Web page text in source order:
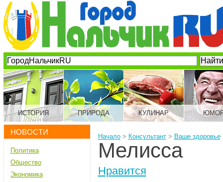
ИСТОРИЯ ПРИРОДА КУЛИНАР
НОВОСТИ
Политика
Общество
Экономика
Начало> Консультант> Ваше здоровье
Мелисса
Нравится